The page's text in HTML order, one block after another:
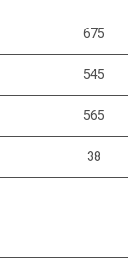
675
545
565
38